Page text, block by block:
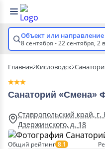
Объект или направление
8 сентября - 22 сентября, 2
Главная Кисловодск
Санаторий «Смена»
Ставропольский край, г.
Дзержинского, д. 18
Общий рейтинг 8.1